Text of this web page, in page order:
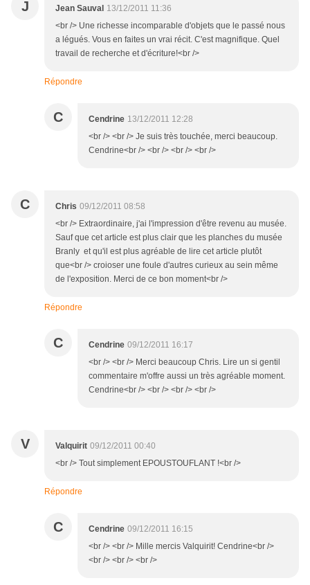
J Jean Sauval 13/12/2011 11:36
<br /> Une richesse incomparable d'objets que le passé nous
a légués. Vous en faites un vrai récit. C'est magnifique. Quel
travail de recherche et d'écriture!<br />
Répondre
C Cendrine 13/12/2011 12:28
<br /> <br /> Je suis très touchée, merci beaucoup.
Cendrine<br /> <br /> <br /> <br />
C Chris 09/12/2011 08:58
<br /> Extraordinaire, j'ai l'impression d'être revenu au musée.
Sauf que cet article est plus clair que les planches du musée
Branly et qu'il est plus agréable de lire cet article plutôt
que<br /> croioser une foule d'autres curieux au sein même
de l'exposition. Merci de ce bon moment<br />
Répondre
C Cendrine 09/12/2011 16:17
<br /> <br /> Merci beaucoup Chris. Lire un si gentil
commentaire m'offre aussi un très agréable moment.
Cendrine<br /> <br /> <br /> <br />
V Valquirit 09/12/2011 00:40
<br /> Tout simplement EPOUSTOUFLANT !<br />
Répondre
C Cendrine 09/12/2011 16:15
<br /> <br /> Mille mercis Valquirit! Cendrine<br />
<br /> <br /> <br />